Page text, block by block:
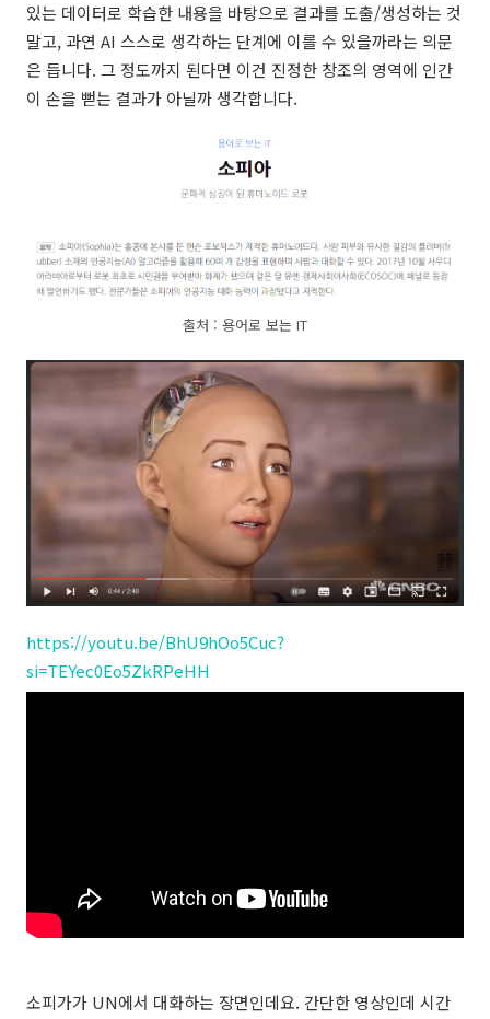
있는 데이터로 학습한 내용을 바탕으로 결과를 도출/생성하는 것
말고, 과연 AI 스스로 생각하는 단계에 이를 수 있을까라는 의문
은 듭니다. 그 정도까지 된다면 이건 진정한 창조의 영역에 인간
이 손을 뻗는 결과가 아닐까 생각합니다.
출처 : 용어로 보는 IT
https://youtu.be/BhU9hOo5Cuc?
si=TEYec0Eo5ZkRPeHH
소피가가 UN에서 대화하는 장면인데요. 간단한 영상인데 시간